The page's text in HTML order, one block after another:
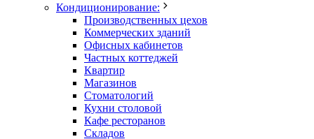
Кондиционирование:
Производственных цехов
Коммерческих зданий
Офисных кабинетов
Частных коттеджей
Квартир
Магазинов
Стоматологий
Кухни столовой
Кафе ресторанов
Складов